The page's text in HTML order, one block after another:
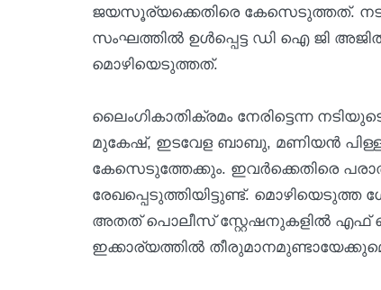
ജയസൂര്യക്കെതിരെ കേസെടുത്തത്.
സംഘത്തിൽ ഉൾപ്പെട്ട ഡി ഐ ജി
മൊഴിയെടുത്തത്.
ലൈംഗികാതിക്രമം നേരിട്ടെന്ന
മുകേഷ്, ഇടവേള ബാബു, മണിയൻ
കേസെടുത്തേക്കും. ഇവർക്കെതിരെ
രേഖപ്പെടുത്തിയിട്ടുണ്ട്.
അതത് പൊലീസ് സ്റ്റേഷനുകളിൽ എഫ് ഐ
ഇക്കാര്യത്തിൽ